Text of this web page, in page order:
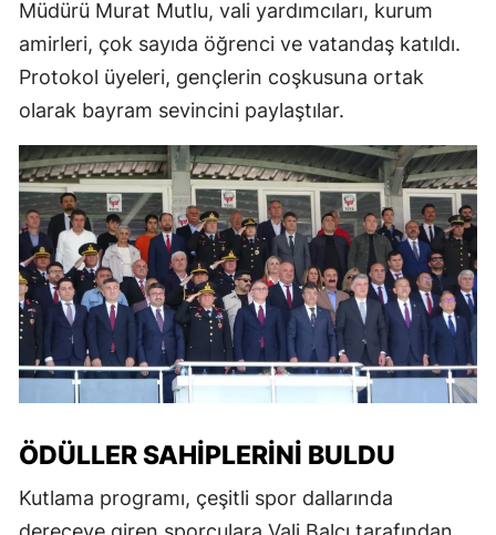
Müdürü Murat Mutlu, vali yardımcıları, kurum
amirleri, çok sayıda öğrenci ve vatandaş katıldı.
Protokol üyeleri, gençlerin coşkusuna ortak
olarak bayram sevincini paylaştılar.
ÖDÜLLER SAHIPLERINI BULDU
Kutlama programı, çeşitli spor dallarında